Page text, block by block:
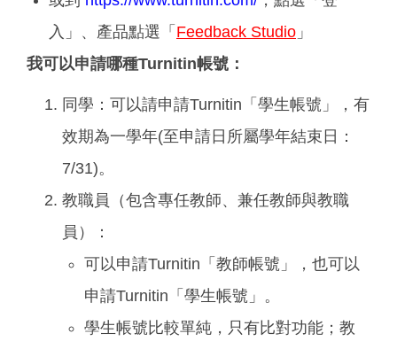
入」、產品點選「 Feedback Studio 」
我可以申請哪種Turnitin帳號：
同學：可以請申請Turnitin「學生帳號」，有
效期為一學年(至申請日所屬學年結束日：
7/31)。
教職員（包含專任教師、兼任教師與教職
員）：
可以申請Turnitin「教師帳號」，也可以
申請Turnitin「學生帳號」。
學生帳號比較單純，只有比對功能；教